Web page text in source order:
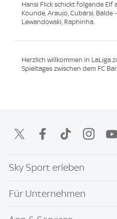
Hansi Flick schickt folgende Elf
Kounde, Araujo, Cubarsi, Balde
Lewandowski, Raphinha.
Herzlich willkommen in LaLiga
Spieltages zwischen dem FC
Sky Sport erleben
Für Unternehmen